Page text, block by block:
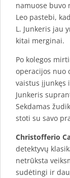
namuose buvo
Leo pastebi,
L. Junkeris jau
kitai merginai.
Po kolegos
operacijos nuo
vaistus įjunkęs
Junkeris
Sekdamas
stoti su savo
Christofferio
detektyvų
netrūksta
sudėtingi ir